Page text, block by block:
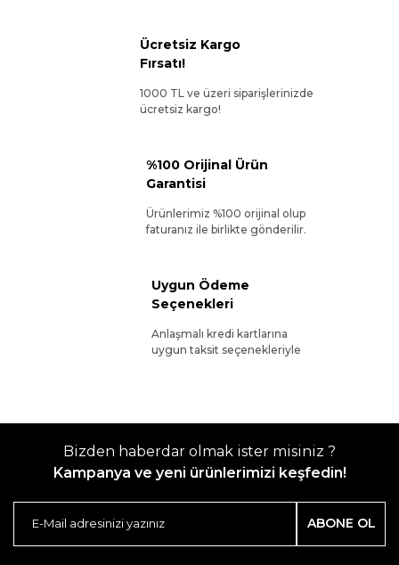
Ücretsiz Kargo
Fırsatı!
1000 TL ve üzeri siparişlerinizde
ücretsiz kargo!
%100 Orijinal Ürün
Garantisi
Ürünlerimiz %100 orijinal olup
faturanız ile birlikte gönderilir.
Uygun Ödeme
Seçenekleri
Anlaşmalı kredi kartlarına
uygun taksit seçenekleriyle
Bizden haberdar olmak ister misiniz ?
Kampanya ve yeni ürünlerimizi keşfedin!
ABONE OL